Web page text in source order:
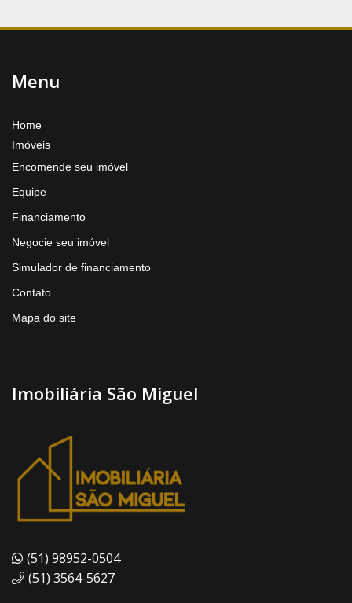
Menu
Home
Imóveis
Encomende seu imóvel
Equipe
Financiamento
Negocie seu imóvel
Simulador de financiamento
Contato
Mapa do site
Imobiliária São Miguel
(51) 98952-0504
(51) 3564-5627